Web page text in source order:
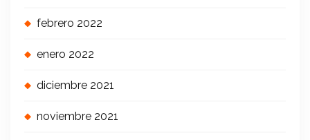
febrero 2022
enero 2022
diciembre 2021
noviembre 2021